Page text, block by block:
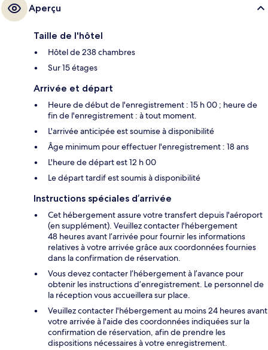
Aperçu
Taille de l'hôtel
Hôtel de 238 chambres
Sur 15 étages
Arrivée et départ
Heure de début de l'enregistrement : 15 h 00 ; heure de
fin de l'enregistrement : à tout moment.
L'arrivée anticipée est soumise à disponibilité
Âge minimum pour effectuer l'enregistrement : 18 ans
L'heure de départ est 12 h 00
Le départ tardif est soumis à disponibilité
Instructions spéciales d’arrivée
Cet hébergement assure votre transfert depuis l'aéroport
(en supplément). Veuillez contacter l'hébergement
48 heures avant l’arrivée pour fournir les informations
relatives à votre arrivée grâce aux coordonnées fournies
dans la confirmation de réservation.
Vous devez contacter l’hébergement à l’avance pour
obtenir les instructions d’enregistrement. Le personnel de
la réception vous accueillera sur place.
Veuillez contacter l'hébergement au moins 24 heures avant
votre arrivée à l'aide des coordonnées indiquées sur la
confirmation de réservation, afin de prendre les
dispositions nécessaires à votre enregistrement.